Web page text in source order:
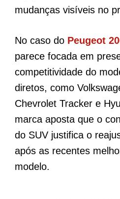
mudanças visíveis no
No caso do Peugeot
parece focada em
competitividade do
diretos, como
Chevrolet Tracker e
marca aposta que o
do SUV justifica o
após as recentes
modelo.